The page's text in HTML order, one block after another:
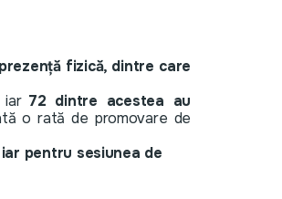
fizică, dintre care
iar72 dintre acestea au
o rată de promovare de
pentru sesiunea de